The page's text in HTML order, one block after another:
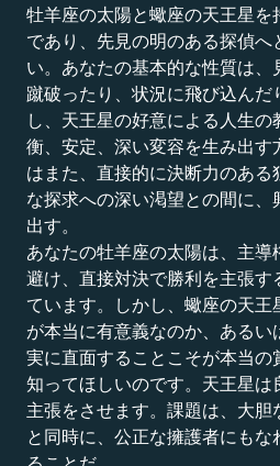
牡羊座の太陽と蠍座の天王星を
であり、先見の明のある探偵へ
い。あなたの基本的な性質は、
蹴破ったり、状況に飛び込んだ
し、天王星の好意による人生の
衡、安定、深い変容を生み出す
はまた、直接的に決断力のある
な探求への深い渇望との間に、
出す。
あなたの牡羊座の太陽は、主導
避け、直接対決で勝利を主張す
ています。しかし、蠍座の天王
が本当に有意義なのか、あるい
実に直面することこそが本当の
知ってほしいのです。天王星は
主張をさせます。課題は、大胆
と同時に、公正な擁護者にもな